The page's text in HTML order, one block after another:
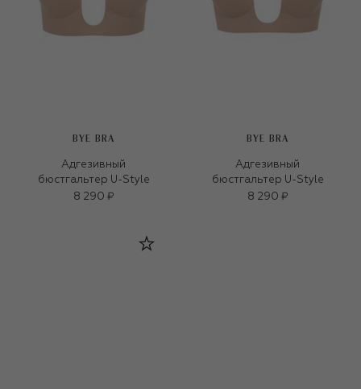
BYE BRA
Адгезивный
бюстгальтер U-Style
8 290 ₽
BYE BRA
Адгезивный
бюстгальтер U-Style
8 290 ₽